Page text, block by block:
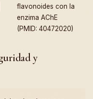
flavonoides con la
enzima AChE
(PMID: 40472020)
y